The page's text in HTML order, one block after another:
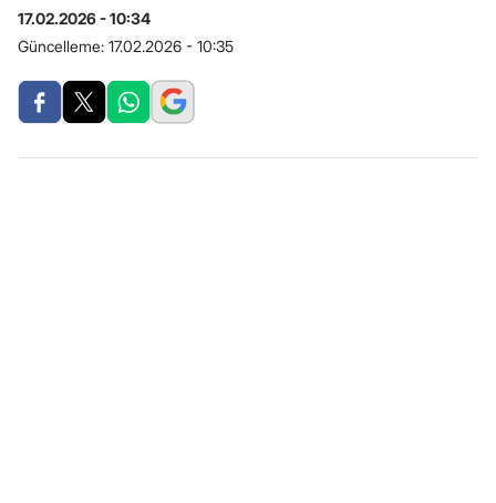
17.02.2026 - 10:34
Güncelleme: 17.02.2026 - 10:35